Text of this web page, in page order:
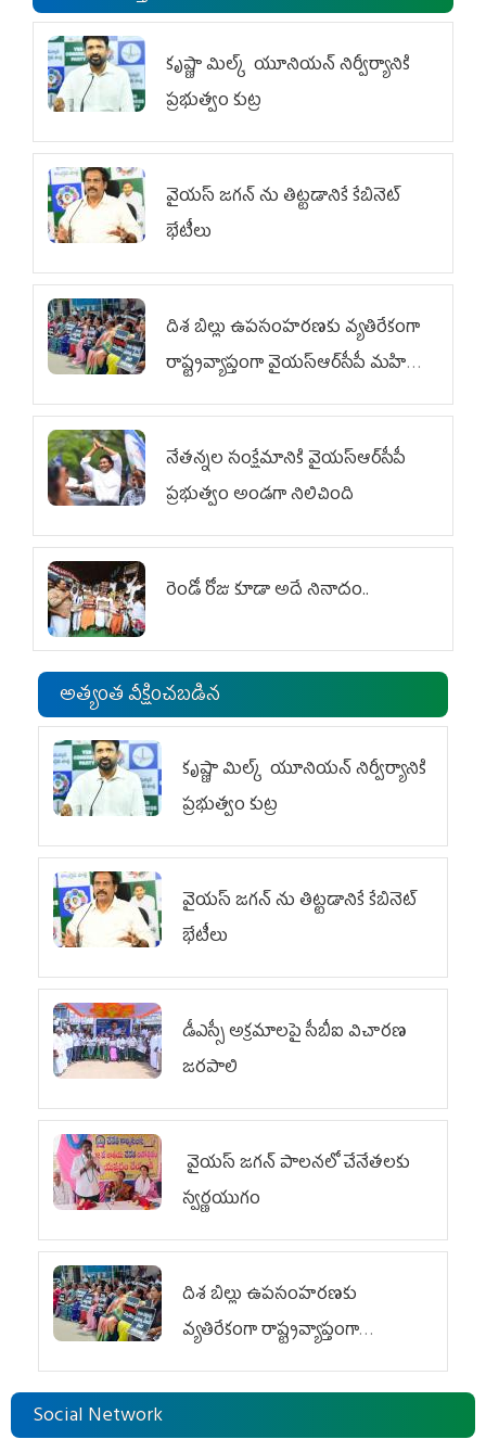
కృష్ణా మిల్క్‌ యూనియన్‌ నిర్వీర్యానికి
ప్రభుత్వం కుట్ర
వైయ‌స్ జగన్‌ ను తిట్టడానికే కేబినెట్‌
భేటీలు
దిశ బిల్లు ఉపసంహరణకు వ్యతిరేకంగా
రాష్ట్రవ్యాప్తంగా వైయ‌స్ఆర్‌సీపీ మహిళా
విభాగం ఆందోళనలు
నేతన్నల సంక్షేమానికి వైయ‌స్ఆర్‌సీపీ
ప్రభుత్వం అండగా నిలిచింది
రెండో రోజు కూడా అదే నినాదం..
అత్యంత వీక్షించబడిన
కృష్ణా మిల్క్‌ యూనియన్‌ నిర్వీర్యానికి
ప్రభుత్వం కుట్ర
వైయ‌స్ జగన్‌ ను తిట్టడానికే కేబినెట్‌
భేటీలు
డీఎస్సీ అక్రమాలపై సీబీఐ విచారణ
జరపాలి
వైయ‌స్ జగన్ పాలనలో చేనేతలకు
స్వర్ణయుగం
దిశ బిల్లు ఉపసంహరణకు
వ్యతిరేకంగా రాష్ట్రవ్యాప్తంగా
వైయ‌స్ఆర్‌సీపీ మహిళా విభాగం
ఆందోళనలు
Social Network